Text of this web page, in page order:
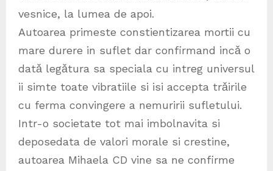
vesnice, la lumea de apoi.
Autoarea primeste constientizarea mortii cu
mare durere in suflet dar confirmand incǎ o
datǎ legǎtura sa speciala cu intreg universul
ii simte toate vibratiile si isi accepta trǎirile
cu ferma convingere a nemuririi sufletului.
Intr-o societate tot mai imbolnavita si
deposedata de valori morale si crestine,
autoarea Mihaela CD vine sa ne confirme